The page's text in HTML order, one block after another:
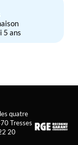
5 ans
quatre
Tresses
20